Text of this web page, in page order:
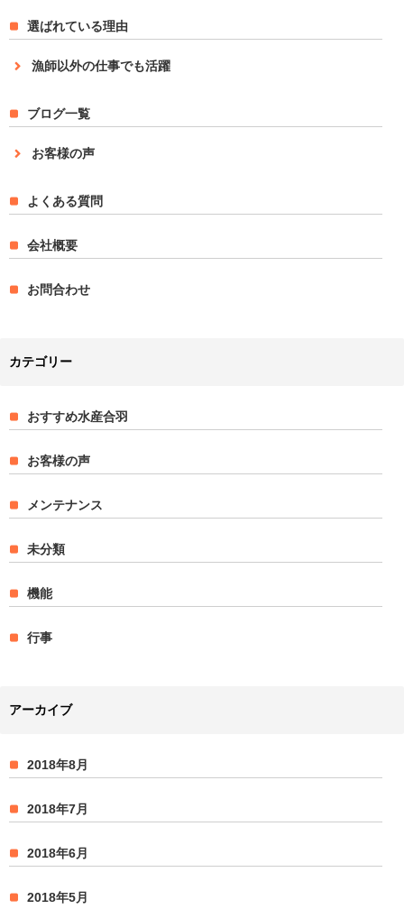
選ばれている理由
漁師以外の仕事でも活躍
ブログ一覧
お客様の声
よくある質問
会社概要
お問合わせ
カテゴリー
おすすめ水産合羽
お客様の声
メンテナンス
未分類
機能
行事
アーカイブ
2018年8月
2018年7月
2018年6月
2018年5月